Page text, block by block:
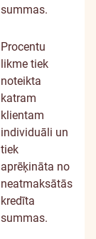
summas.
Procentu
likme tiek
noteikta
katram
klientam
individuāli un
tiek
aprēķināta no
neatmaksātās
kredīta
summas.